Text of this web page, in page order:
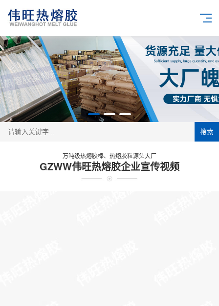
搜索
万吨级热熔胶棒、热熔胶粒源头大厂
GZWW伟旺热熔胶企业宣传视频